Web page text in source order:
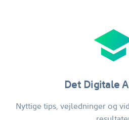
Det Digitale
Nyttige tips, vejledninger og